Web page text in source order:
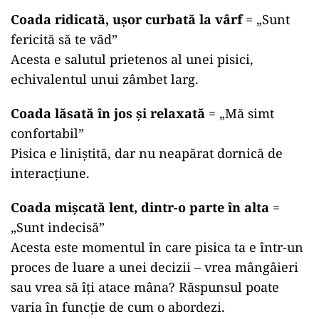
Coada ridicată, ușor curbată la vârf= „Sunt
fericită să te văd”
Acesta e salutul prietenos al unei pisici,
echivalentul unui zâmbet larg.
Coada lăsată în jos și relaxată = „Mă simt
confortabil”
Pisica e liniștită, dar nu neapărat dornică de
interacțiune.
Coada mișcată lent, dintr-o parte în alta =
„Sunt indecisă”
Acesta este momentul în care pisica ta e într-un
proces de luare a unei decizii – vrea mângâieri
sau vrea să îți atace mâna? Răspunsul poate
varia în funcție de cum o abordezi.